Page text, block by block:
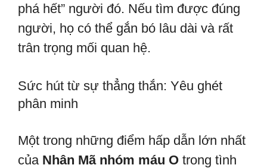
phá hết” người đó. Nếu tìm được đúng
người, họ có thể gắn bó lâu dài và rất
trân trọng mối quan hệ.
Sức hút từ sự thẳng thắn: Yêu ghét
phân minh
Một trong những điểm hấp dẫn lớn nhất
của Nhân Mã nhóm máu O trong tình